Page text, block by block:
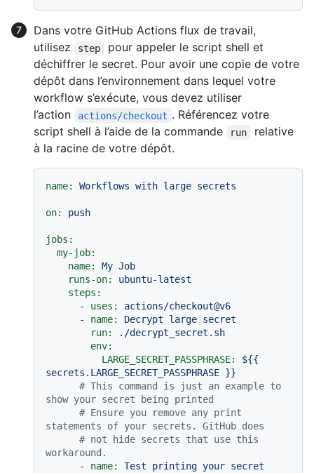
Dans votre GitHub Actions flux de travail,
utilisez
step
pour appeler le script shell et
déchiffrer le secret. Pour avoir une copie de votre
dépôt dans l’environnement dans lequel votre
workflow s’exécute, vous devez utiliser
l’action
actions/checkout . Référencez votre
script shell à l’aide de la commande
run
relative
à la racine de votre dépôt.
name: Workflows with large secrets
on: push
jobs:
my-job:
name:
My Job
runs-on:
ubuntu-latest
steps:
-
uses:
actions/checkout@v6
-
name: Decrypt large secret
run:
./decrypt_secret.sh
env:
LARGE_SECRET_PASSPHRASE:
${{
secrets.LARGE_SECRET_PASSPHRASE }}
# This command is just an example to
show your secret being printed
# Ensure you remove any print
statements of your secrets. GitHub does
# not hide secrets that use this
workaround.
-
name: Test printing your secret